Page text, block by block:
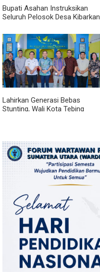
Bupati Asahan Instruksikan
Seluruh Pelosok Desa Kibarkan
Lahirkan Generasi Bebas
Stunting, Wali Kota Tebing